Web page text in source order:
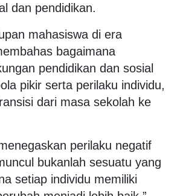
dan pendidikan.
mahasiswa di era
bagaimana
pendidikan dan sosial
pikir serta perilaku individu,
dari masa sekolah ke
perilaku negatif
bukanlah sesuatu yang
setiap individu memiliki